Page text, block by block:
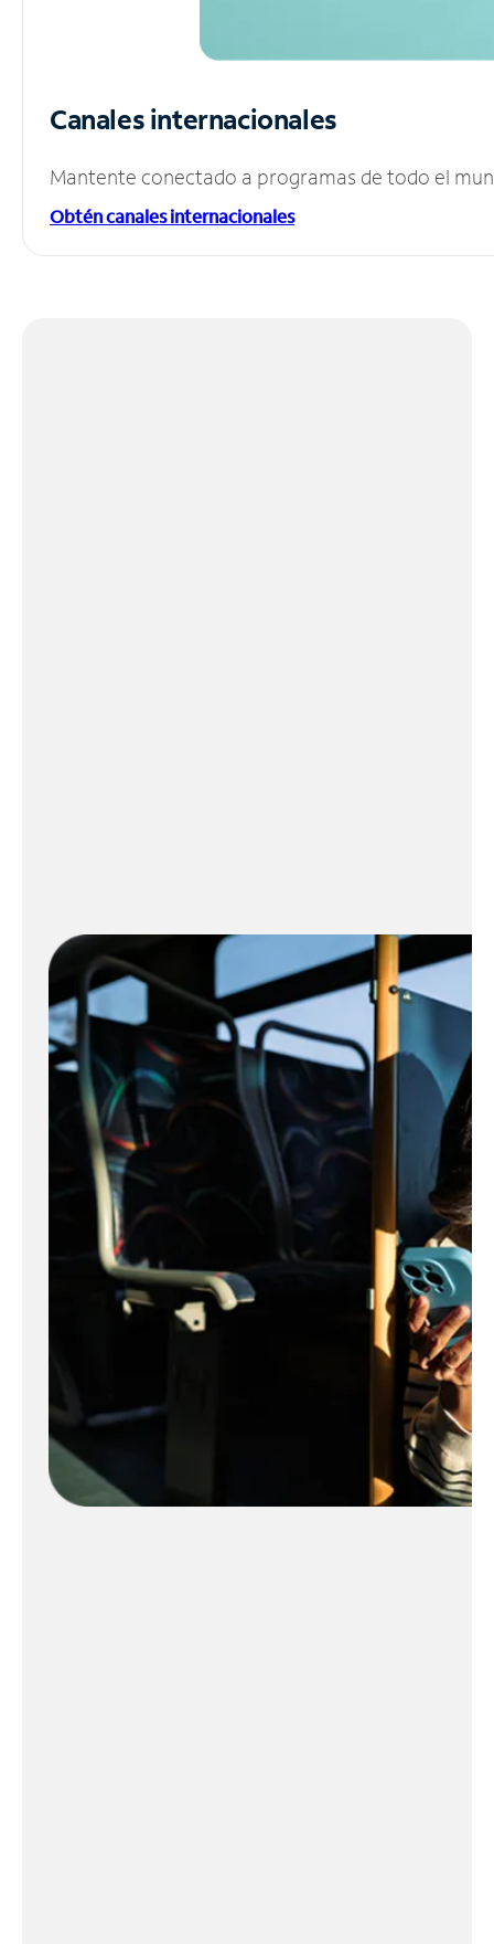
Canales internacionales
Mantente conectado a programas de todo el
Obtén canales internacionales